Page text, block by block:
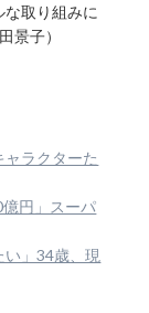
な取り組みに
景子）
ラクターた
億円」スーパ
い」34歳、現